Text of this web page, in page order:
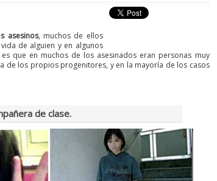
asesinos, muchos de ellos
de alguien y en algunos
que en muchos de los asesinados eran personas muy
de los propios progenitores, y en la mayoría de los casos
de clase.